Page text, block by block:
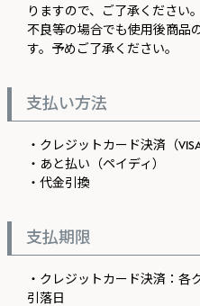
りますので、ご了承ください。
不良等の場合でも使用後商品
す。予めご了承ください。
支払い方法
・クレジットカード決済（VISA,
・あと払い（ペイディ）
・代金引換
支払期限
・クレジットカード決済：各
引落日